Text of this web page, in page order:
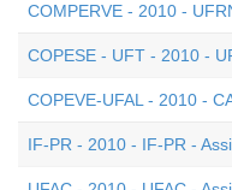
COMPERVE - 2010 -
COPESE - UFT - 2010 -
COPEVE-UFAL - 2010 -
IF-PR - 2010 - IF-PR -